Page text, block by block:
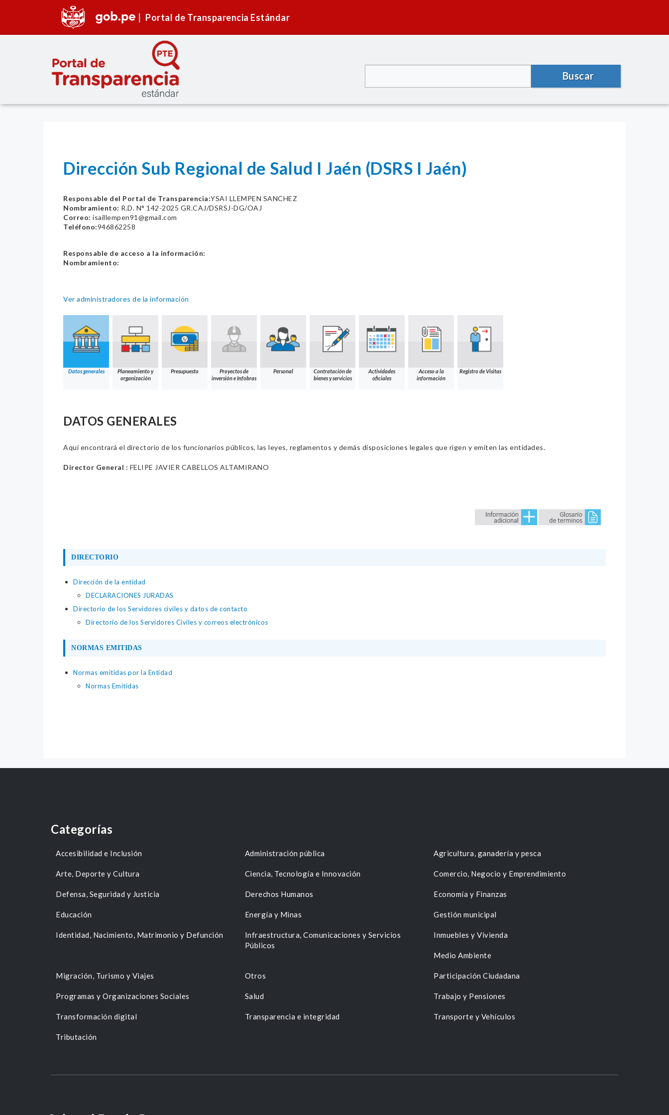
Portal de Transparencia Estándar
Buscar
Dirección Sub Regional de Salud I Jaén (DSRS I Jaén)
Responsable del Portal de Transparencia:YSAI LLEMPEN SANCHEZ
Nombramiento: R.D. N° 142-2025 GR.CAJ/DSRSJ-DG/OAJ
Correo: isaillempen91@gmail.com
Teléfono:946862258
Responsable de acceso a la información:
Nombramiento:
Ver administradores de la información
Datos generales
Planeamiento y
organización
Presupuesto
Proyectos de
inversión e Infobras
Personal
Contratación de
bienes y servicios
Actividades
oficiales
Acceso a la
información
Registro de Visitas
DATOS GENERALES
Aquí encontrará el directorio de los funcionarios públicos, las leyes, reglamentos y demás disposiciones legales que rigen y emiten las entidades.
Director General : FELIPE JAVIER CABELLOS ALTAMIRANO
DIRECTORIO
Dirección de la entidad
DECLARACIONES JURADAS
Directorio de los Servidores civiles y datos de contacto
Directorio de los Servidores Civiles y correos electrónicos
NORMAS EMITIDAS
Normas emitidas por la Entidad
Normas Emitidas
Categorías
Accesibilidad e Inclusión Administración pública Agricultura, ganadería y pesca
Arte, Deporte y Cultura Ciencia, Tecnología e Innovación Comercio, Negocio y Emprendimiento
Defensa, Seguridad y Justicia Derechos Humanos Economía y Finanzas
Educación Energía y Minas Gestión municipal
Identidad, Nacimiento, Matrimonio y Defunción
Infraestructura, Comunicaciones y Servicios
Públicos
Inmuebles y Vivienda
Medio Ambiente
Migración, Turismo y Viajes Otros Participación Ciudadana
Programas y Organizaciones Sociales Salud Trabajo y Pensiones
Transformación digital Transparencia e integridad Transporte y Vehículos
Tributación